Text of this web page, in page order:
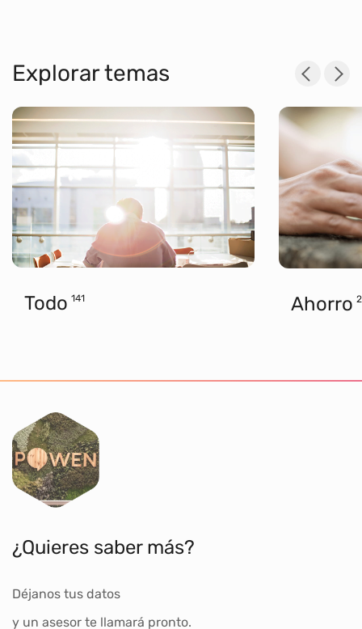
Explorar temas
Todo 141 Ahorro
¿Quieres saber más?
Déjanos tus datos
y un asesor te llamará pronto.